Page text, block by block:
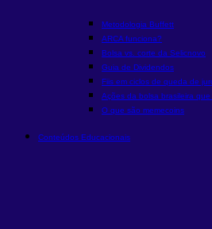
Metodologia Buffett
ARCA funciona?
Bolsa vs. corte da Selicnovo
Guia de Dividendos
Fiis em ciclos de queda de
Ações da bolsa brasileira
O que são memecoins
Conteúdos Educacionais